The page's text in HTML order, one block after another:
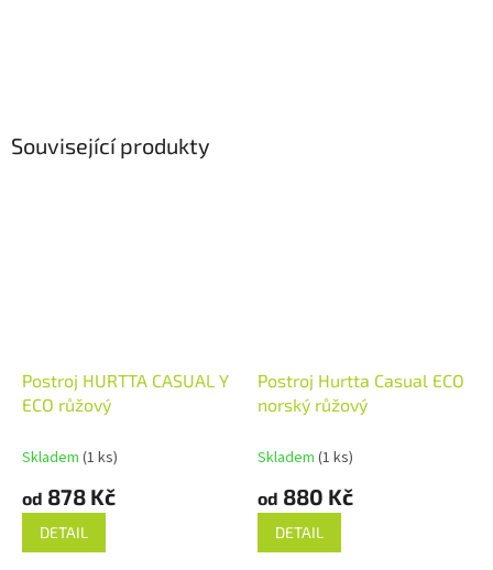
Související produkty
Postroj HURTTA CASUAL Y
ECO růžový
Skladem (1 ks)
od 878 Kč
DETAIL
Postroj Hurtta Casual ECO
norský růžový
Skladem (1 ks)
od 880 Kč
DETAIL